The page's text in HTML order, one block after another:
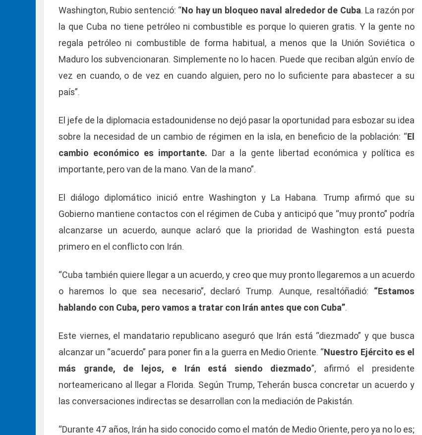
Washington, Rubio sentenció: “No hay un bloqueo naval alrededor de Cuba. La razón por
la que Cuba no tiene petróleo ni combustible es porque lo quieren gratis. Y la gente no
regala petróleo ni combustible de forma habitual, a menos que la Unión Soviética o
Maduro los subvencionaran. Simplemente no lo hacen. Puede que reciban algún envío de
vez en cuando, o de vez en cuando alguien, pero no lo suficiente para abastecer a su
país”.
El jefe de la diplomacia estadounidense no dejó pasar la oportunidad para esbozar su idea
sobre la necesidad de un cambio de régimen en la isla, en beneficio de la población: “El
cambio económico es importante. Dar a la gente libertad económica y política es
importante, pero van de la mano. Van de la mano”.
El diálogo diplomático inició entre Washington y La Habana. Trump afirmó que su
Gobierno mantiene contactos con el régimen de Cuba y anticipó que “muy pronto” podría
alcanzarse un acuerdo, aunque aclaró que la prioridad de Washington está puesta
primero en el conflicto con Irán.
“Cuba también quiere llegar a un acuerdo, y creo que muy pronto llegaremos a un acuerdo
o haremos lo que sea necesario”, declaró Trump. Aunque, resaltóñadió: “Estamos
hablando con Cuba, pero vamos a tratar con Irán antes que con Cuba”.
Este viernes, el mandatario republicano aseguró que Irán está “diezmado” y que busca
alcanzar un “acuerdo” para poner fin a la guerra en Medio Oriente. “Nuestro Ejército es el
más grande, de lejos, e Irán está siendo diezmado”, afirmó el presidente
norteamericano al llegar a Florida. Según Trump, Teherán busca concretar un acuerdo y
las conversaciones indirectas se desarrollan con la mediación de Pakistán.
“Durante 47 años, Irán ha sido conocido como el matón de Medio Oriente, pero ya no lo es;